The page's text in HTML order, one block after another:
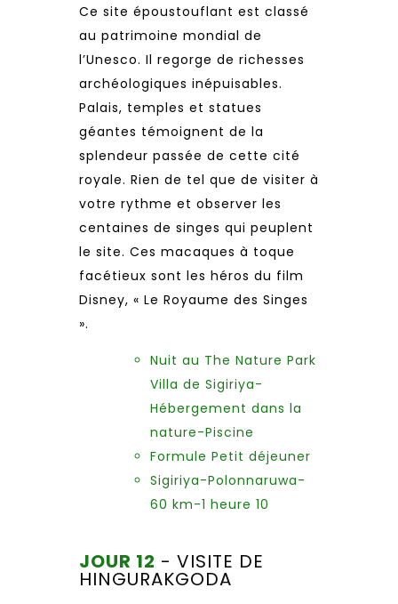
Ce site époustouflant est classé
au patrimoine mondial de
l’Unesco. Il regorge de richesses
archéologiques inépuisables.
Palais, temples et statues
géantes témoignent de la
splendeur passée de cette cité
royale. Rien de tel que de visiter à
votre rythme et observer les
centaines de singes qui peuplent
le site. Ces macaques à toque
facétieux sont les héros du film
Disney, « Le Royaume des Singes
».
Nuit au The Nature Park
Villa de Sigiriya-
Hébergement dans la
nature-Piscine
Formule Petit déjeuner
Sigiriya-Polonnaruwa-
60 km-1 heure 10
JOUR 12 - VISITE DE
HINGURAKGODA